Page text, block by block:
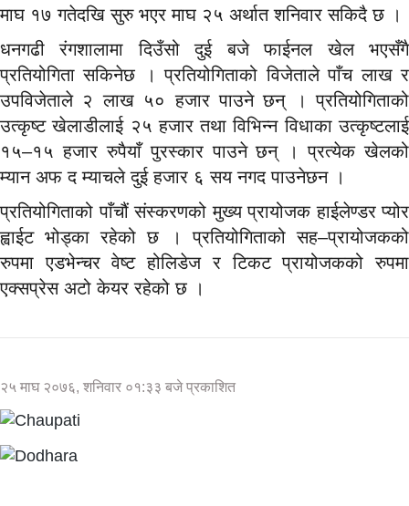
माघ १७ गतेदखि सुरु भएर माघ २५ अर्थात शनिवार सकिदै छ ।
धनगढी रंगशालामा दिउँसो दुई बजे फाईनल खेल भएसँगै
प्रतियोगिता सकिनेछ । प्रतियोगिताको विजेताले पाँच लाख र
उपविजेताले २ लाख ५० हजार पाउने छन् । प्रतियोगिताको
उत्कृष्ट खेलाडीलाई २५ हजार तथा विभिन्न विधाका उत्कृष्टलाई
१५–१५ हजार रुपैयाँ पुरस्कार पाउने छन् । प्रत्येक खेलको
म्यान अफ द म्याचले दुई हजार ६ सय नगद पाउनेछन ।
प्रतियोगिताको पाँचौं संस्करणको मुख्य प्रायोजक हाईलेण्डर प्योर
ह्वाईट भोड्का रहेको छ । प्रतियोगिताको सह–प्रायोजकको
रुपमा एडभेन्चर वेष्ट होलिडेज र टिकट प्रायोजकको रुपमा
एक्सप्रेस अटो केयर रहेको छ ।
२५ माघ २०७६, शनिवार ०१:३३ बजे प्रकाशित